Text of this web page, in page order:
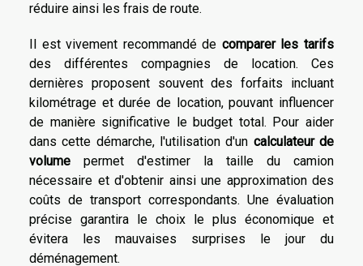
réduire ainsi les frais de route.
Il est vivement recommandé de comparer les tarifs
des différentes compagnies de location. Ces
dernières proposent souvent des forfaits incluant
kilométrage et durée de location, pouvant influencer
de manière significative le budget total. Pour aider
dans cette démarche, l'utilisation d'un calculateur de
volume permet d'estimer la taille du camion
nécessaire et d'obtenir ainsi une approximation des
coûts de transport correspondants. Une évaluation
précise garantira le choix le plus économique et
évitera les mauvaises surprises le jour du
déménagement.